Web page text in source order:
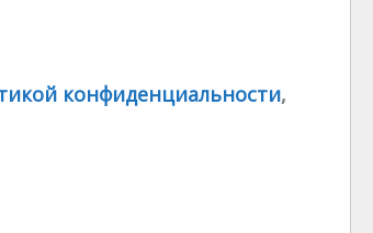
конфиденциальности,